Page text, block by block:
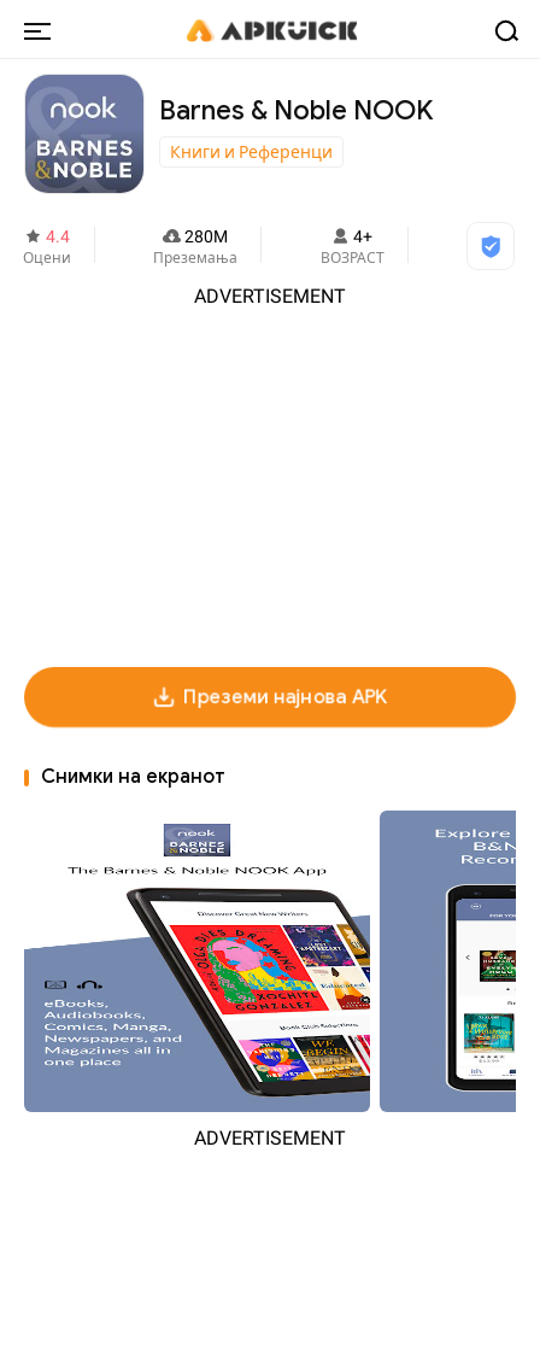
Barnes & Noble NOOK
Книги и Референци
4.4
Оцени
280M
Преземања
4+
ВОЗРАСТ
ADVERTISEMENT
Преземи најнова APK
Снимки на екранот
ADVERTISEMENT